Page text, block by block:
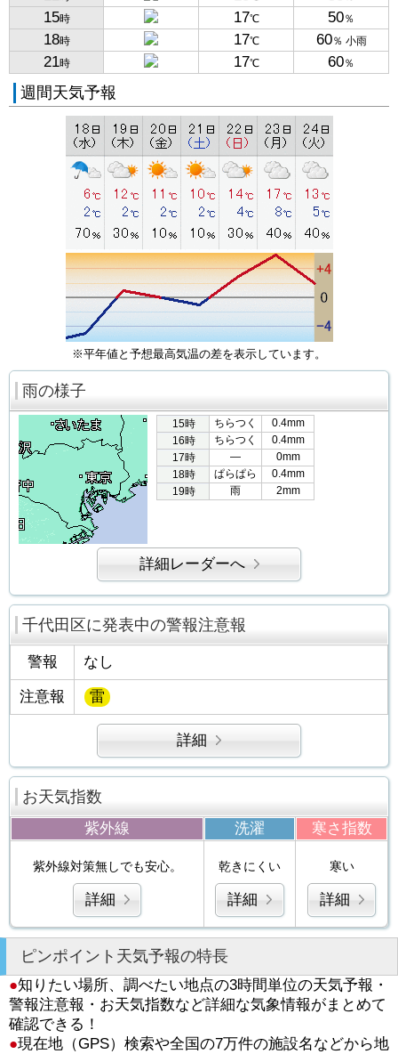
15時 17℃ 50％
18時 17℃ 60％ 小雨
21時 17℃ 60％
週間天気予報
※平年値と予想最高気温の差を表示しています。
雨の様子
15時 ちらつく
0.4mm
16時
ちらつく
0.4mm
17時
―
0mm
18時
ぱらぱら
0.4mm
19時
雨 2mm
詳細レーダーへ
千代田区に発表中の警報注意報
警報 なし
注意報 雷
詳細
お天気指数
紫外線 洗濯 寒さ指数
紫外線対策無しでも安心。
詳細
乾きにくい
詳細
寒い
詳細
ピンポイント天気予報の特長
●知りたい場所、調べたい地点の3時間単位の天気予報・
警報注意報・お天気指数など詳細な気象情報がまとめて
確認できる！
●現在地（GPS）検索や全国の7万件の施設名などから地